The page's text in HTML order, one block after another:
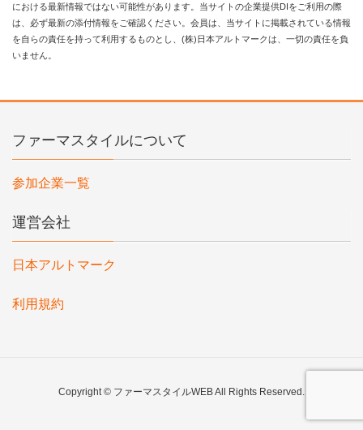
における最新情報ではない可能性があります。当サイトの企業提供DIをご利用の際
は、必ず最新の添付情報をご確認ください。会員は、当サイトに掲載されている情報
を自らの責任を持って利用するものとし、(株)日本アルトマークは、一切の責任を負
いません。
ファーマスタイルについて
参加企業一覧
運営会社
日本アルトマーク
利用規約
Copyright © ファーマスタイルWEB All Rights Reserved.